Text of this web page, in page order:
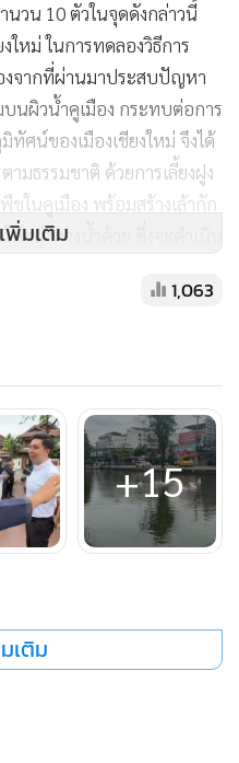
นวน 10 ตัวในจุดดังกล่าวนี้
ใหม่ ในการทดลองวิธีการ
งจากที่ผ่านมาประสบปัญหา
ผิวน้ำคูเมือง กระทบต่อการ
ศน์ของเมืองเชียงใหม่ จึงได้
มธรรมชาติ ด้วยการเลี้ยงฝูง
ในคูเมือง พร้อมสร้างเล้ากัก
ให้อยู่กลางน้ำด้วย ซึ่งจะดำเนิน
ทดลองดำเนินการในคูเมือง
งเทศบาลนครเชียงใหม่ จะมี
ณ์และควบคุมดูแลความ
พิ่มเติม
1,063
+15
เติม